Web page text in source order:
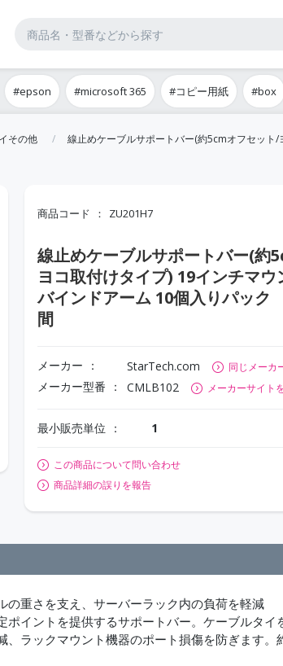
#epson #microsoft 365 #コピー用紙 #box
その他 線止めケーブルサポートバー(約5cmオフセッ
商品コード ZU201H7
線止めケーブルサポートバー(約
ヨコ取付けタイプ) 19インチマ
バインドアーム 10個入りパッ
間
メーカー StarTech.com 同じメーカ
メーカー型番 CMLB102 メーカーサイト
最小販売単位 1
この商品について問い合わせ
商品詳細の誤りを報告
重さを支え、サーバーラック内の負荷を軽減
イントを提供するサポートバー。ケーブルタイ
ラックマウント機器のポート損傷を防ぎます。